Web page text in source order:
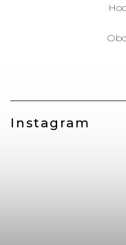
Instagram